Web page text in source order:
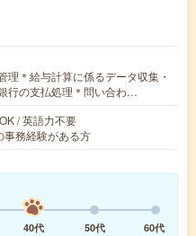
理＊給与計算に係るデータ収集・
行の支払処理＊問い合わ…
/ 英語力不要
務経験がある方
40代 50代
60代